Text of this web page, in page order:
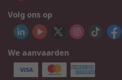
Volg ons op
We aanvaarden